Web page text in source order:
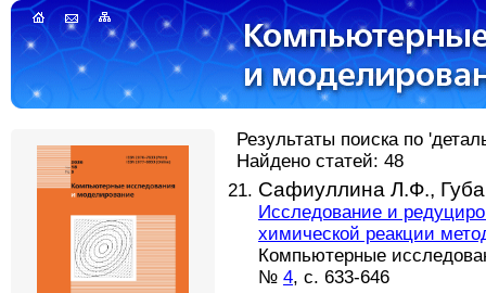
Результаты поиска по
Найдено статей: 48
Сафиуллина Л.Ф.,
Исследование и
химической реакции
Компьютерные
№ 4, с. 633-646